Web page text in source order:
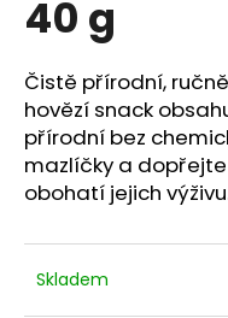
40 g
Čistě přírodní,
hovězí snack
přírodní bez
mazlíčky a
obohatí jejich
Skladem
a
j
í
t
?